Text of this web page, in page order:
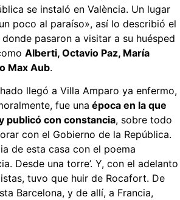
se instaló en València. Un lugar
poco al paraíso», así lo describió el
pasaron a visitar a su huésped
Alberti, Octavio Paz, María
Max Aub.
llegó a Villa Amparo ya enfermo,
fue una época en la que
publicó con constancia, sobre todo
con el Gobierno de la República.
de esta casa con el poema
Desde una torre’. Y, con el adelanto
tuvo que huir de Rocafort. De
Barcelona, y de allí, a Francia,